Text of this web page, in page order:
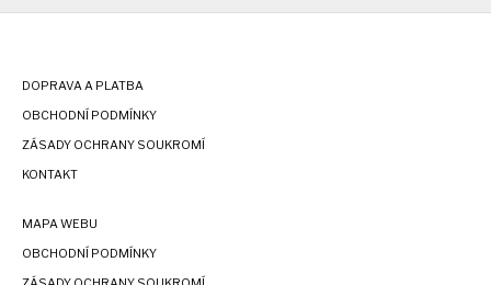
DOPRAVA A PLATBA
OBCHODNÍ PODMÍNKY
ZÁSADY OCHRANY SOUKROMÍ
KONTAKT
MAPA WEBU
OBCHODNÍ PODMÍNKY